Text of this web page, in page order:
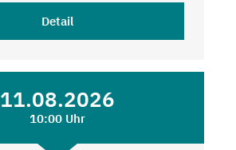
Detail
11.08.2026
10:00 Uhr